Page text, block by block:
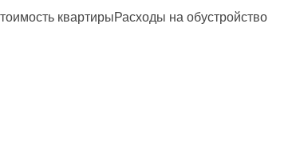
квартирыРасходы на обустройство